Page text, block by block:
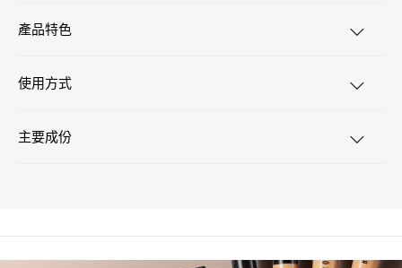
產品特色
使用方式
主要成份